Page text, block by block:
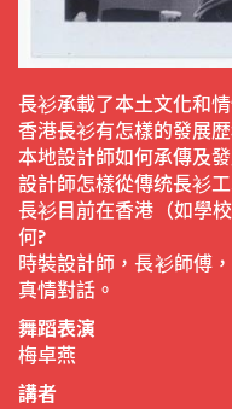
長衫承載了本土文化和
香港長衫有怎樣的發展
本地設計師如何承傳及
設計師怎樣從傳统長衫
長衫目前在香港（如學
何?
時裝設計師，長衫師傅
真情對話。
舞蹈表演
梅卓燕
講者